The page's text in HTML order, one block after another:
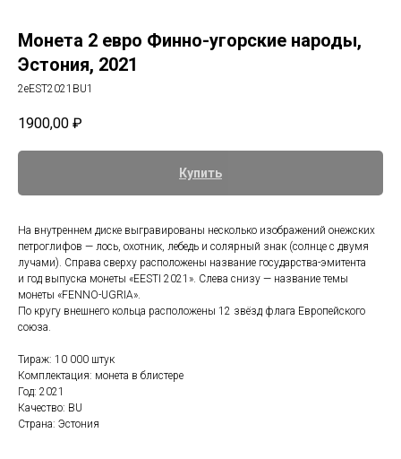
Монета 2 евро Финно-угорские народы,
Эстония, 2021
2eEST2021BU1
1900,00 ₽
Купить
На внутреннем диске выгравированы несколько изображений онежских
петроглифов — лось, охотник, лебедь и солярный знак (солнце с двумя
лучами). Справа сверху расположены название государства-эмитента
и год выпуска монеты «EESTI 2021». Слева снизу — название темы
монеты «FENNO-UGRIA».
По кругу внешнего кольца расположены 12 звёзд флага Европейского
союза.
Тираж: 10 000 штук
Комплектация: монета в блистере
Год: 2021
Качество: BU
Страна: Эстония